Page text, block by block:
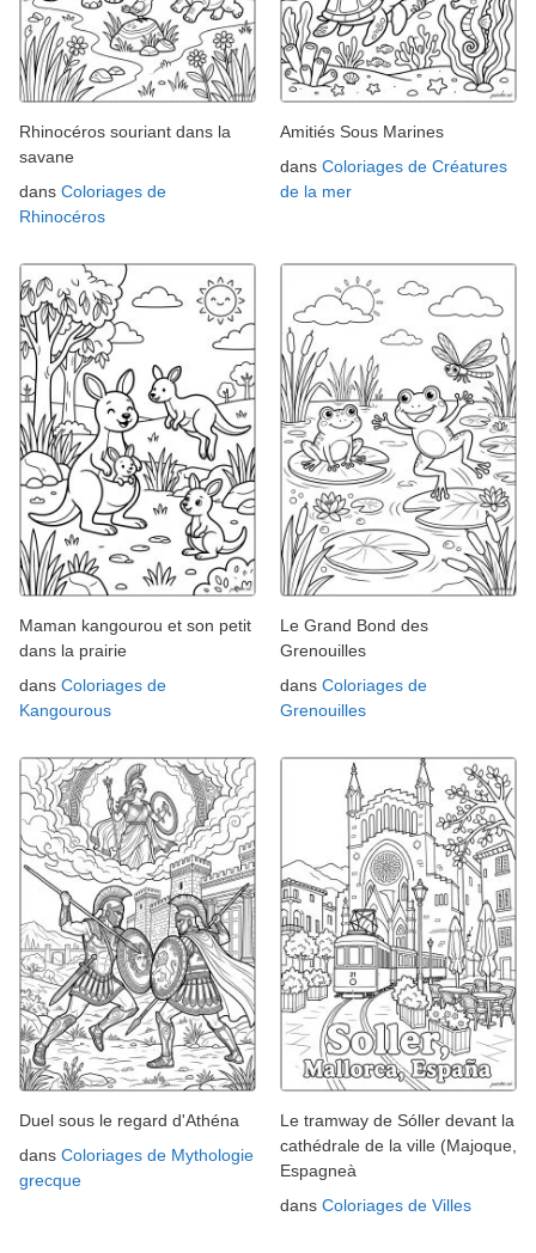
Rhinocéros souriant dans la
savane
dans Coloriages de
Rhinocéros
Amitiés Sous Marines
dans Coloriages de Créatures
de la mer
Maman kangourou et son petit
dans la prairie
dans Coloriages de
Kangourous
Le Grand Bond des
Grenouilles
dans Coloriages de
Grenouilles
Duel sous le regard d'Athéna
dans Coloriages de Mythologie
grecque
Le tramway de Sóller devant la
cathédrale de la ville (Majoque,
Espagneà
dans Coloriages de Villes